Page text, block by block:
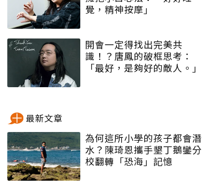
覺，精神按摩」
開會一定得找出完美共
識！？唐鳳的破框思考：
「最好，是夠好的敵人。」
最新文章
為何這所小學的孩子都會潛
水？陳琦恩攜手墾丁鵝鑾分
校翻轉「恐海」記憶